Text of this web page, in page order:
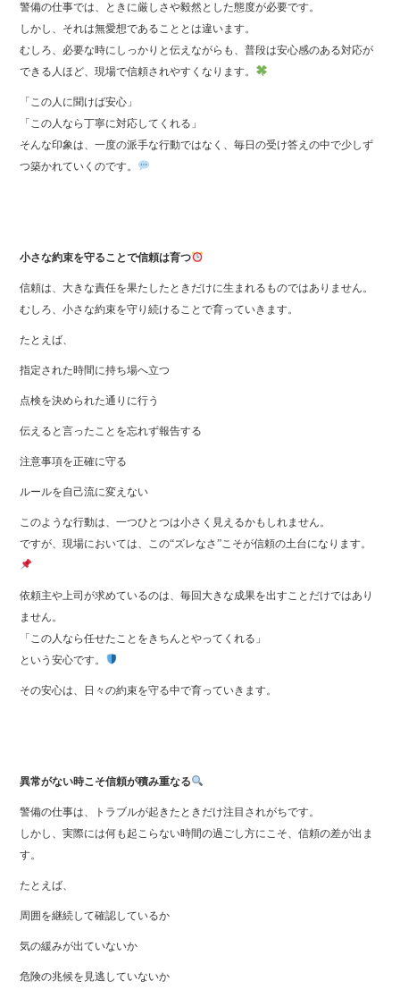
警備の仕事では、ときに厳しさや毅然とした態度が必要です。
しかし、それは無愛想であることとは違います。
むしろ、必要な時にしっかりと伝えながらも、普段は安心感のある対応が
できる人ほど、現場で信頼されやすくなります。
「この人に聞けば安心」
「この人なら丁寧に対応してくれる」
そんな印象は、一度の派手な行動ではなく、毎日の受け答えの中で少しず
つ築かれていくのです。
小さな約束を守ることで信頼は育つ
信頼は、大きな責任を果たしたときだけに生まれるものではありません。
むしろ、小さな約束を守り続けることで育っていきます。
たとえば、
指定された時間に持ち場へ立つ
点検を決められた通りに行う
伝えると言ったことを忘れず報告する
注意事項を正確に守る
ルールを自己流に変えない
このような行動は、一つひとつは小さく見えるかもしれません。
ですが、現場においては、この“ズレなさ”こそが信頼の土台になります。
依頼主や上司が求めているのは、毎回大きな成果を出すことだけではあり
ません。
「この人なら任せたことをきちんとやってくれる」
という安心です。
その安心は、日々の約束を守る中で育っていきます。
異常がない時こそ信頼が積み重なる
警備の仕事は、トラブルが起きたときだけ注目されがちです。
しかし、実際には何も起こらない時間の過ごし方にこそ、信頼の差が出ま
す。
たとえば、
周囲を継続して確認しているか
気の緩みが出ていないか
危険の兆候を見逃していないか